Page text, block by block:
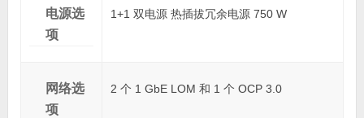
电源选
项
1+1 双电源 热插拔冗余电源 750 W
网络选
项
2 个 1 GbE LOM 和 1 个 OCP 3.0